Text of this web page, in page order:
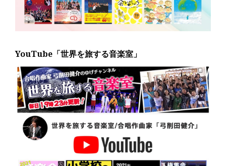
YouTube「世界を旅する音楽室」